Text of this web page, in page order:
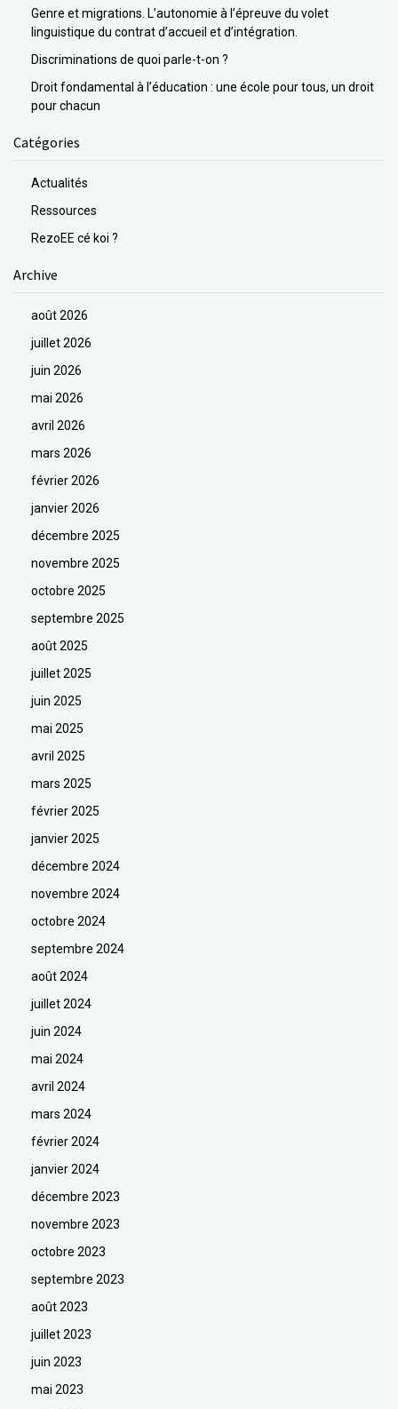
Genre et migrations. L’autonomie à l’épreuve du volet
linguistique du contrat d’accueil et d’intégration.
Discriminations de quoi parle-t-on ?
Droit fondamental à l’éducation : une école pour tous, un droit
pour chacun
Catégories
Actualités
Ressources
RezoEE cé koi ?
Archive
août 2026
juillet 2026
juin 2026
mai 2026
avril 2026
mars 2026
février 2026
janvier 2026
décembre 2025
novembre 2025
octobre 2025
septembre 2025
août 2025
juillet 2025
juin 2025
mai 2025
avril 2025
mars 2025
février 2025
janvier 2025
décembre 2024
novembre 2024
octobre 2024
septembre 2024
août 2024
juillet 2024
juin 2024
mai 2024
avril 2024
mars 2024
février 2024
janvier 2024
décembre 2023
novembre 2023
octobre 2023
septembre 2023
août 2023
juillet 2023
juin 2023
mai 2023